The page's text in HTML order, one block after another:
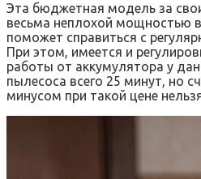
Эта бюджетная модель за
весьма неплохой мощностью
поможет справиться с
При этом, имеется и
работы от аккумулятора у
пылесоса всего 25 минут, но
минусом при такой цене